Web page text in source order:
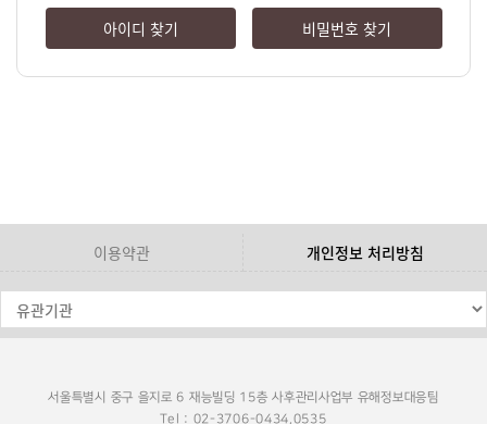
아이디 찾기 비밀번호 찾기
이용약관 개인정보 처리방침
서울특별시 중구 을지로 6 재능빌딩 15층 사후관리사업부 유해정보대응팀
Tel : 02-3706-0434,0535